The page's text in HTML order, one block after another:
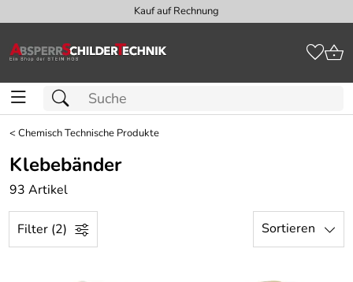
Kauf auf Rechnung
<Chemisch Technische Produkte
Klebebänder
93 Artikel
Filter (2) Sortieren